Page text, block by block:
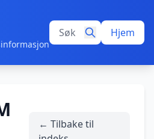
Hjem
← Tilbake til